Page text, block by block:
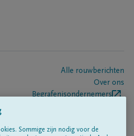
Alle rouwberichten
Over ons
Begrafenisondernemers
Sommige zijn nodig voor de